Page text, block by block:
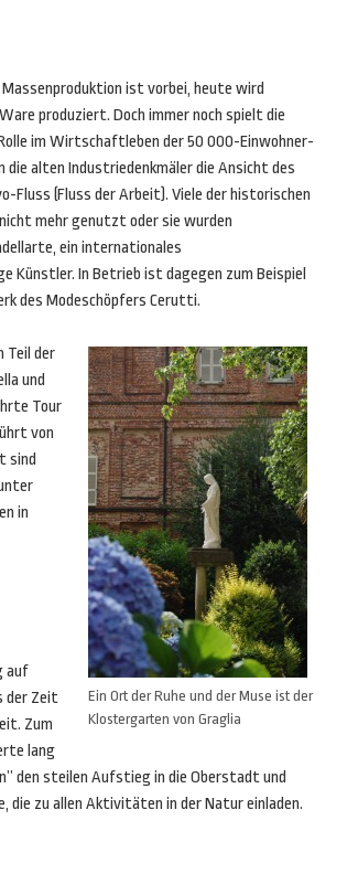
ist vorbei, heute wird
produziert. Doch immer noch spielt die
im Wirtschaftleben der 50 000-Einwohner-
die alten Industriedenkmäler die Ansicht des
Fluss (Fluss der Arbeit). Viele der historischen
mehr genutzt oder sie wurden
ein internationales
Künstler. In Betrieb ist dagegen zum Beispiel
des Modeschöpfers Cerutti.
Ein Ort der Ruhe und der Muse ist der
Klostergarten von Graglia
Teil der
und
Tour
von
sind
in
auf
der Zeit
Zum
lang
den steilen Aufstieg in die Oberstadt und
die zu allen Aktivitäten in der Natur einladen.